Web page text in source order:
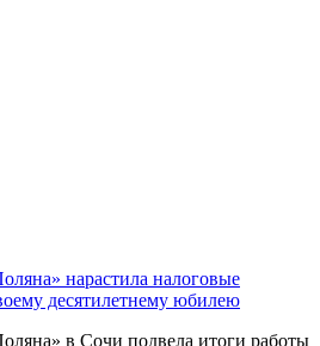
нарастила налоговые
десятилетнему юбилею
в Сочи подвела итоги работы